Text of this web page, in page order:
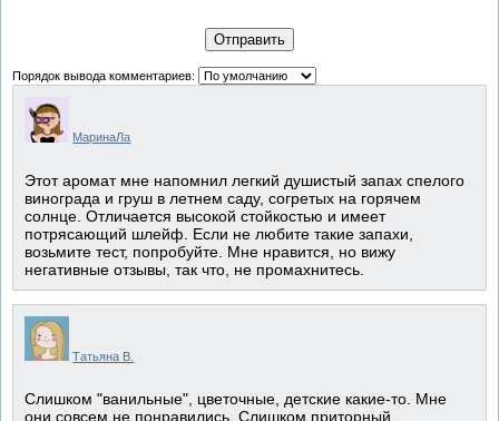
Отправить
Порядок вывода комментариев:
МаринаЛа
Этот аромат мне напомнил легкий душистый запах спелого
винограда и груш в летнем саду, согретых на горячем
солнце. Отличается высокой стойкостью и имеет
потрясающий шлейф. Если не любите такие запахи,
возьмите тест, попробуйте. Мне нравится, но вижу
негативные отзывы, так что, не промахнитесь.
Татьяна В.
Слишком "ванильные", цветочные, детские какие-то. Мне
они совсем не понравились. Слишком приторный,